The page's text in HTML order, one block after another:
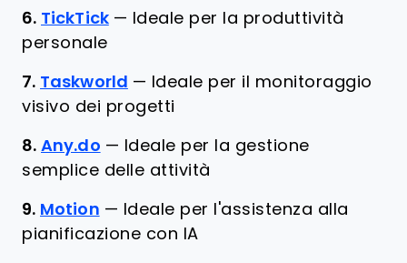
6. TickTick — Ideale per la produttività
personale
7. Taskworld — Ideale per il monitoraggio
visivo dei progetti
8. Any.do — Ideale per la gestione
semplice delle attività
9. Motion — Ideale per l'assistenza alla
pianificazione con IA